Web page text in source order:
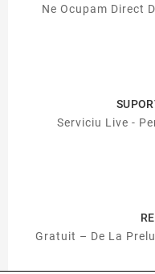
Ne Ocupam Direct
Serviciu Live -
Gratuit – De La